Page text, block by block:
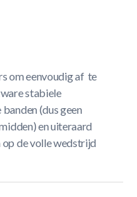
om eenvoudig af te
stabiele
(dus geen
en uiteraard
de volle wedstrijd